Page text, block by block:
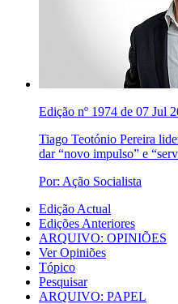
Edição nº 1974 de 07 Jul
Tiago Teotónio Pereira
dar “novo impulso” e
Por: Ação Socialista
Edição Actual
Edições Anteriores
ARQUIVO: OPINIÕES
Ver Opiniões
Tópico
Pesquisar
ARQUIVO: PAPEL